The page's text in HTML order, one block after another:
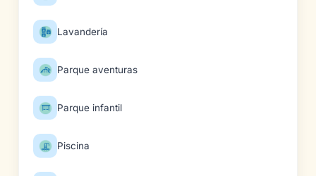
Lavandería
Parque aventuras
Parque infantil
Piscina